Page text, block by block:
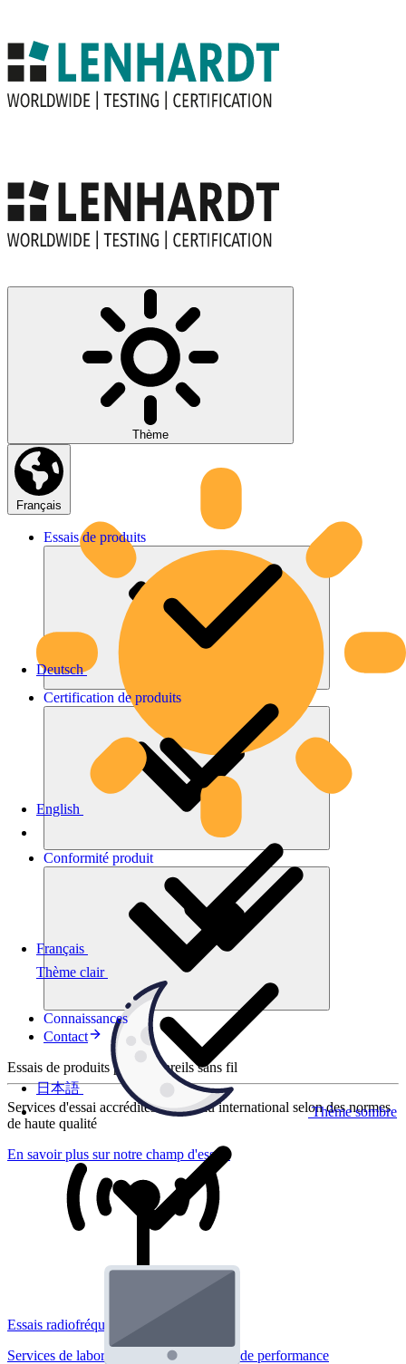
Thème
Thème clair
Thème sombre
Français
Deutsch
English
Français
日本語
Essais de produits
Certification de produits
Conformité produit
Connaissances
Contact
Essais de produits pour appareils sans fil
Services d'essai accrédités au niveau international selon des normes
de haute qualité
En savoir plus sur notre champ d'essais
Essais radiofréquences
Services de laboratoire réglementaires et de performance